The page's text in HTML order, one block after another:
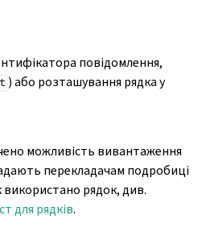
повідомлення,
) або розташування рядка у
можливість вивантаження
перекладачам подробиці
рядок, див.
для рядків.